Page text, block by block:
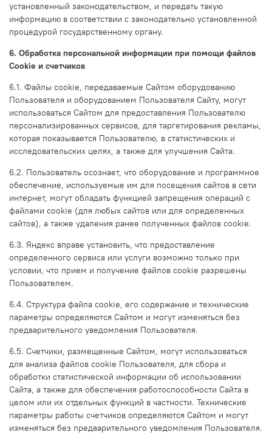
установленный законодательством, и передать такую
информацию в соответствии с законодательно установленной
процедурой государственному органу.
6. Обработка персональной информации при помощи файлов
Cookie и счетчиков
6.1. Файлы cookie, передаваемые Сайтом оборудованию
Пользователя и оборудованием Пользователя Сайту, могут
использоваться Сайтом для предоставления Пользователю
персонализированных сервисов, для таргетирования рекламы,
которая показывается Пользователю, в статистических и
исследовательских целях, а также для улучшения Сайта.
6.2. Пользователь осознает, что оборудование и программное
обеспечение, используемые им для посещения сайтов в сети
интернет, могут обладать функцией запрещения операций с
файлами cookie (для любых сайтов или для определенных
сайтов), а также удаления ранее полученных файлов cookie.
6.3. Яндекс вправе установить, что предоставление
определенного сервиса или услуги возможно только при
условии, что прием и получение файлов cookie разрешены
Пользователем.
6.4. Структура файла cookie, его содержание и технические
параметры определяются Сайтом и могут изменяться без
предварительного уведомления Пользователя.
6.5. Счетчики, размещенные Сайтом, могут использоваться
для анализа файлов cookie Пользователя, для сбора и
обработки статистической информации об использовании
Сайта, а также для обеспечения работоспособности Сайта в
целом или их отдельных функций в частности. Технические
параметры работы счетчиков определяются Сайтом и могут
изменяться без предварительного уведомления Пользователя.